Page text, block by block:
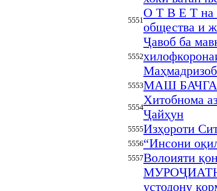
5551
О Т В Е Т на
общества и
5552
Ҷавоб ба
5553МАШ
5554
Хитобнома
Ҷайҳун
5555Изҳороти
5556“Инсони
5557Волоияти
устодону